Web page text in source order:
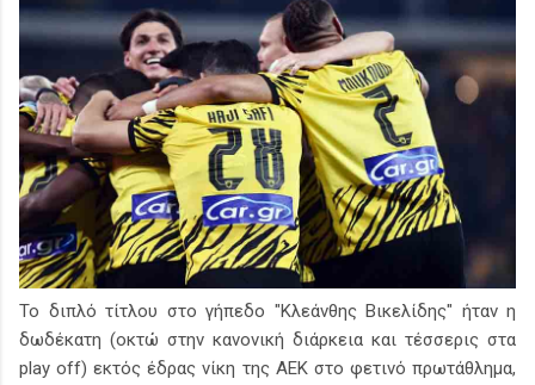
Το διπλό τίτλου στο γήπεδο "Κλεάνθης Βικελίδης" ήταν η
δωδέκατη (οκτώ στην κανονική διάρκεια και τέσσερις στα
play off) εκτός έδρας νίκη της ΑΕΚ στο φετινό πρωτάθλημα,